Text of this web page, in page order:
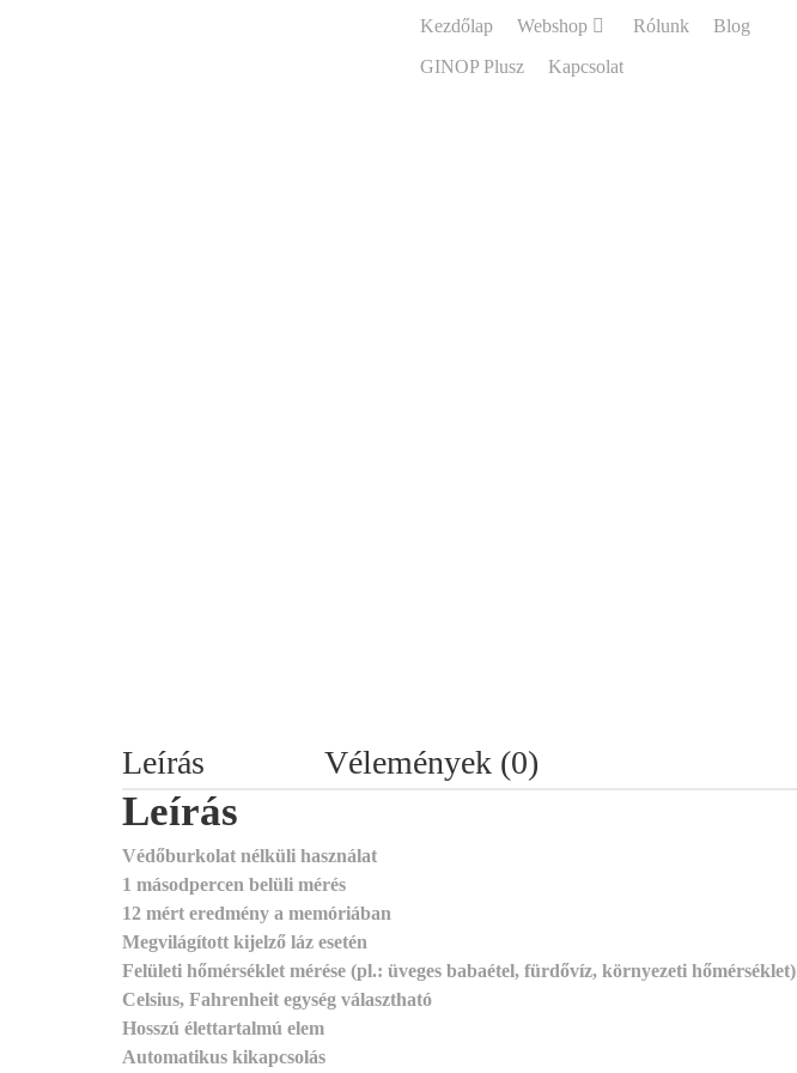
Kezdőlap Webshop Rólunk
Blog
GINOP Plusz
Kapcsolat
Leírás Vélemények (0)
Leírás
Védőburkolat nélküli használat
1 másodpercen belüli mérés
12 mért eredmény a memóriában
Megvilágított kijelző láz esetén
Felületi hőmérséklet mérése (pl.: üveges babaétel, fürdővíz, környezeti hőmérséklet)
Celsius, Fahrenheit egység választható
Hosszú élettartalmú elem
Automatikus kikapcsolás